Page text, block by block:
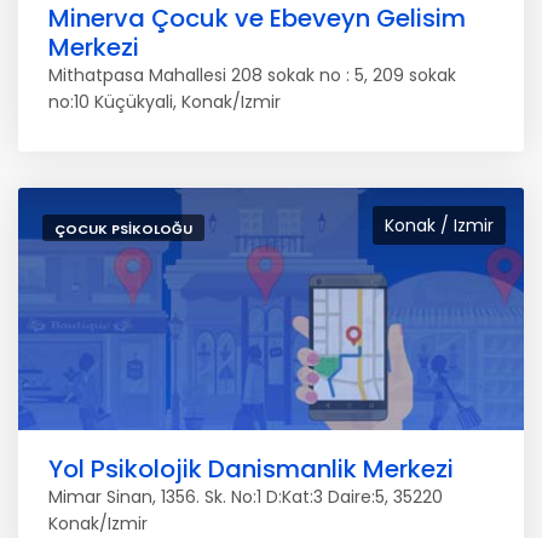
Minerva Çocuk ve Ebeveyn Gelisim
Merkezi
Mithatpasa Mahallesi 208 sokak no : 5, 209 sokak
no:10 Küçükyali, Konak/Izmir
Konak / Izmir
ÇOCUK PSIKOLOĞU
Yol Psikolojik Danismanlik Merkezi
Mimar Sinan, 1356. Sk. No:1 D:Kat:3 Daire:5, 35220
Konak/Izmir